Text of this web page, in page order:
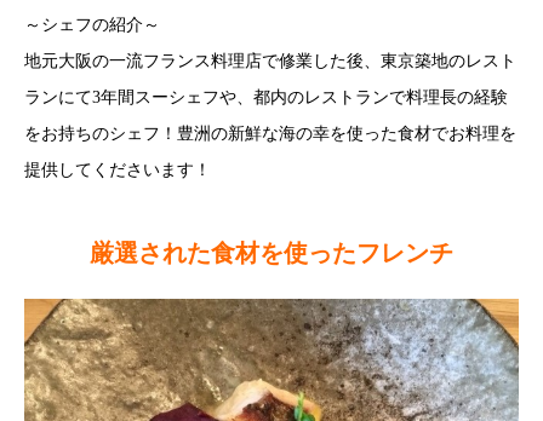
～シェフの紹介～
地元大阪の一流フランス料理店で修業した後、東京築地のレスト
ランにて3年間スーシェフや、都内のレストランで料理長の経験
をお持ちのシェフ！豊洲の新鮮な海の幸を使った食材でお料理を
提供してくださいます！
厳選された食材を使ったフレンチ